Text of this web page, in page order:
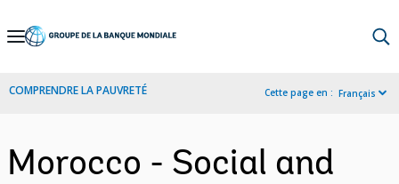
Skip
Navigation
COMPRENDRE LA PAUVRETÉ Cette page en : Français
Morocco - Social and